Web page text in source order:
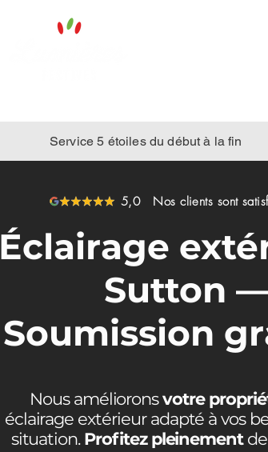
Service 5 étoiles du début à la fin
5,0 Nos clients sont
Éclairage
Sutton
Soumission
Nous amélioronsvotre
éclairage extérieur adapté à vos
situation. Profitez pleinementde